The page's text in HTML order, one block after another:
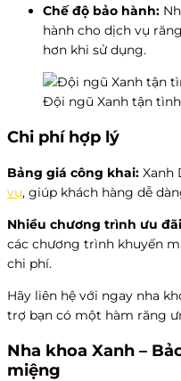
Chế độ bảo hành:
hành cho dịch vụ
hơn khi sử dụng.
Đội ngũ Xanh tận
Chi phí hợp lý
Bảng giá công khai: Xanh
vụ, giúp khách hàng dễ
Nhiều chương trình ưu
các chương trình khuyến
chi phí.
Hãy liên hệ với ngay nha
trợ bạn có một hàm răng
Nha khoa Xanh –
miệng